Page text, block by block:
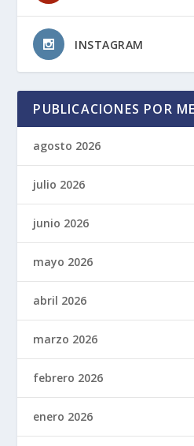
INSTAGRAM
PUBLICACIONES POR
agosto 2026
julio 2026
junio 2026
mayo 2026
abril 2026
marzo 2026
febrero 2026
enero 2026